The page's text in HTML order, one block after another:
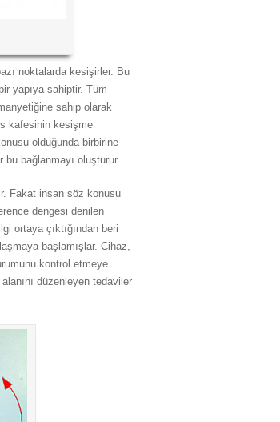
noktalarda kesişirler. Bu
yapıya sahiptir. Tüm
sahip olarak
kafesinin kesişme
olduğunda birbirine
bu bağlanmayı oluşturur.
Fakat insan söz konusu
dengesi denilen
ortaya çıktığından beri
başlamışlar. Cihaz,
kontrol etmeye
düzenleyen tedaviler